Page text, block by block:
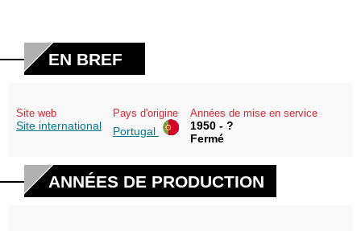
EN BREF
Site web
Site international
Pays d'origine
Portugal
Années de mise en service
1950 - ?
Fermé
ANNÉES DE PRODUCTION